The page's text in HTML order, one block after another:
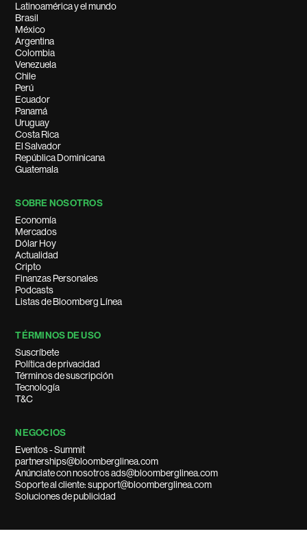
Latinoamérica y el mundo
Brasil
México
Argentina
Colombia
Venezuela
Chile
Perú
Ecuador
Panamá
Uruguay
Costa Rica
El Salvador
República Dominicana
Guatemala
SOBRE NOSOTROS
Economía
Mercados
Dólar Hoy
Actualidad
Cripto
Finanzas Personales
Podcasts
Listas de Bloomberg Línea
TÉRMINOS DE USO
Suscríbete
Política de privacidad
Términos de suscripción
Tecnología
T&C
NEGOCIOS
Eventos - Summit
partnerships@bloomberglinea.com
Anúnciate con nosotros ads@bloomberglinea.com
Soporte al cliente: support@bloomberglinea.com
Soluciones de publicidad